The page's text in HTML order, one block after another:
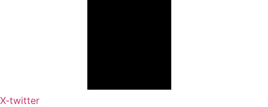
X-twitter